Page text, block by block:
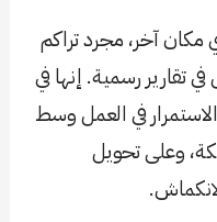
مكان آخر، مجرد تراكم
تقارير رسمية. إنها في
في العمل وسط
وعلى تحويل